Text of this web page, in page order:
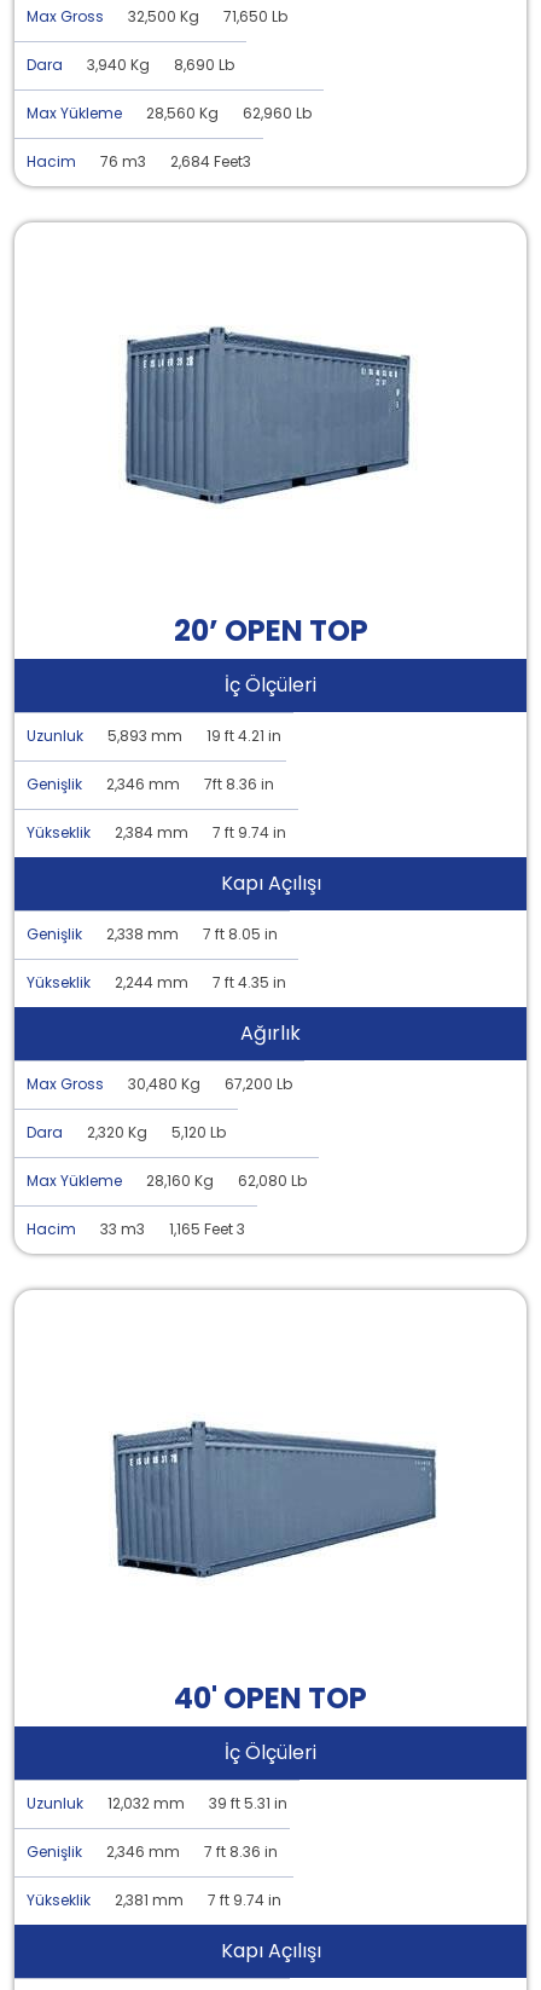
Max Gross 32,500 Kg 71,650 Lb
Dara 3,940 Kg 8,690 Lb
Max Yükleme 28,560 Kg 62,960 Lb
Hacim 76 m3 2,684 Feet3
20’ OPEN TOP
İç Ölçüleri
Uzunluk 5,893 mm 19 ft 4.21 in
Genişlik 2,346 mm 7ft 8.36 in
Yükseklik 2,384 mm 7 ft 9.74 in
Kapı Açılışı
Genişlik 2,338 mm 7 ft 8.05 in
Yükseklik 2,244 mm 7 ft 4.35 in
Ağırlık
Max Gross 30,480 Kg 67,200 Lb
Dara 2,320 Kg 5,120 Lb
Max Yükleme 28,160 Kg 62,080 Lb
Hacim 33 m3 1,165 Feet 3
40' OPEN TOP
İç Ölçüleri
Uzunluk 12,032 mm 39 ft 5.31 in
Genişlik 2,346 mm 7 ft 8.36 in
Yükseklik 2,381 mm 7 ft 9.74 in
Kapı Açılışı